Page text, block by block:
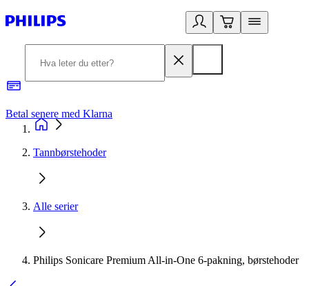
Betal senere med Klarna
Tannbørstehoder
Alle serier
Philips Sonicare Premium All-in-One 6-pakning, børstehoder